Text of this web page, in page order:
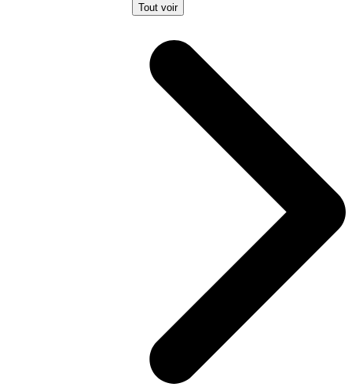
Tout voir